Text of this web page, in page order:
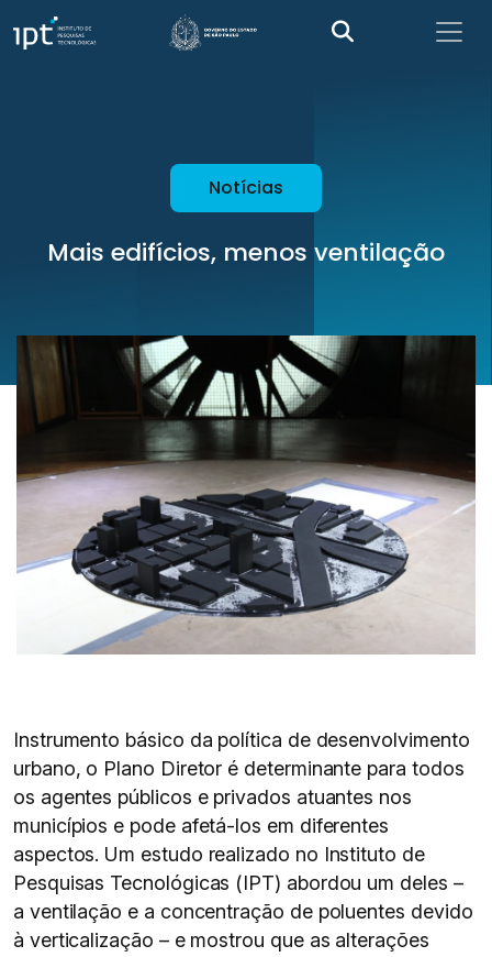
Notícias
Mais edifícios, menos ventilação
Instrumento básico da política de desenvolvimento
urbano, o Plano Diretor é determinante para todos
os agentes públicos e privados atuantes nos
municípios e pode afetá-los em diferentes
aspectos. Um estudo realizado no Instituto de
Pesquisas Tecnológicas (IPT) abordou um deles –
a ventilação e a concentração de poluentes devido
à verticalização – e mostrou que as alterações